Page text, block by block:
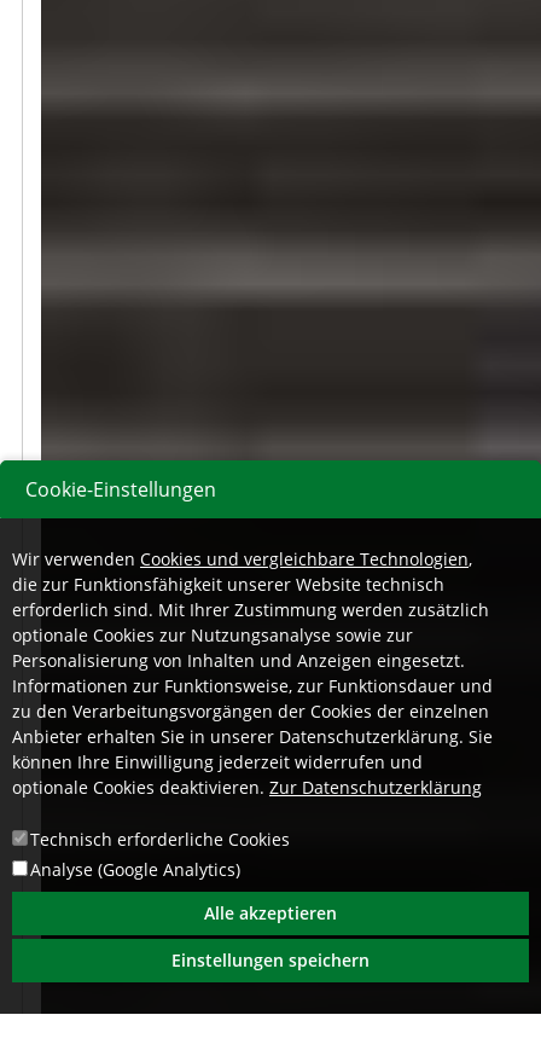
Cookie-Einstellungen
Wir verwenden Cookies und vergleichbare Technologien,
die zur Funktionsfähigkeit unserer Website technisch
erforderlich sind. Mit Ihrer Zustimmung werden zusätzlich
optionale Cookies zur Nutzungsanalyse sowie zur
Personalisierung von Inhalten und Anzeigen eingesetzt.
Informationen zur Funktionsweise, zur Funktionsdauer und
zu den Verarbeitungsvorgängen der Cookies der einzelnen
Anbieter erhalten Sie in unserer Datenschutzerklärung. Sie
können Ihre Einwilligung jederzeit widerrufen und
optionale Cookies deaktivieren. Zur Datenschutzerklärung
Technisch erforderliche Cookies
Analyse (Google Analytics)
Alle akzeptieren
Einstellungen speichern